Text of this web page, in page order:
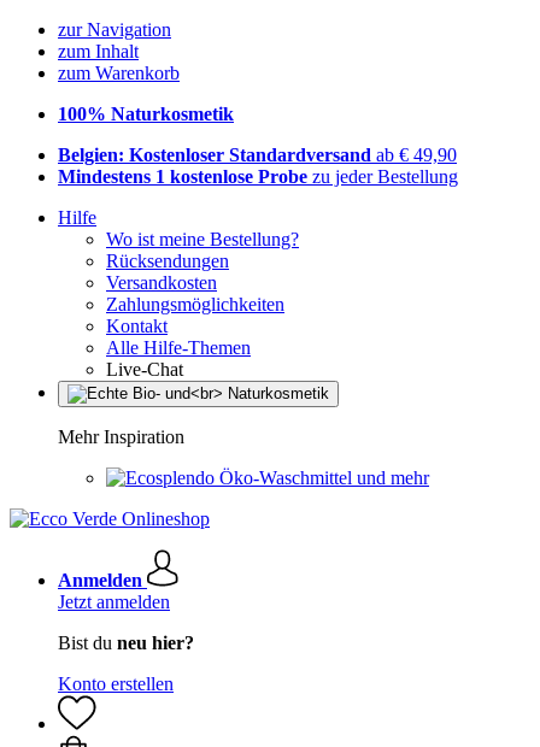
zur Navigation
zum Inhalt
zum Warenkorb
100% Naturkosmetik
Belgien: Kostenloser Standardversand ab € 49,90
Mindestens 1 kostenlose Probe zu jeder Bestellung
Hilfe
Wo ist meine Bestellung?
Rücksendungen
Versandkosten
Zahlungsmöglichkeiten
Kontakt
Alle Hilfe-Themen
Live-Chat
Mehr Inspiration
Öko-Waschmittel und mehr
Anmelden
Jetzt anmelden
Bist du neu hier?
Konto erstellen